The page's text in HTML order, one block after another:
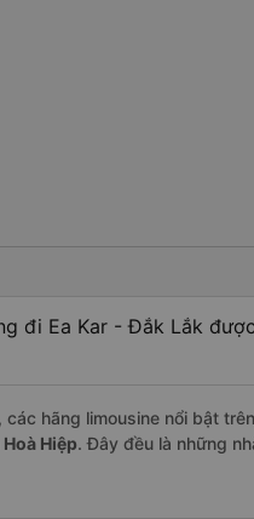
đi Ea Kar - Đắk Lắk
hãng limousine nổi bật
Hiệp. Đây đều là những